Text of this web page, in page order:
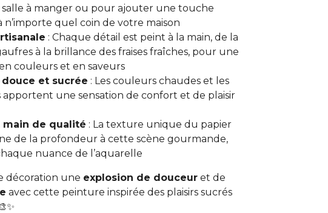
salle à manger ou pour ajouter une touche
quel coin de votre maison
: Chaque détail est peint à la main, de la
à la brillance des fraises fraîches, pour une
couleurs et en saveurs
et sucrée : Les couleurs chaudes et les
une sensation de confort et de plaisir
main de qualité : La texture unique du papier
de la profondeur à cette scène gourmande,
nuance de l’aquarelle
décoration une explosion de douceur et de
avec cette peinture inspirée des plaisirs sucrés